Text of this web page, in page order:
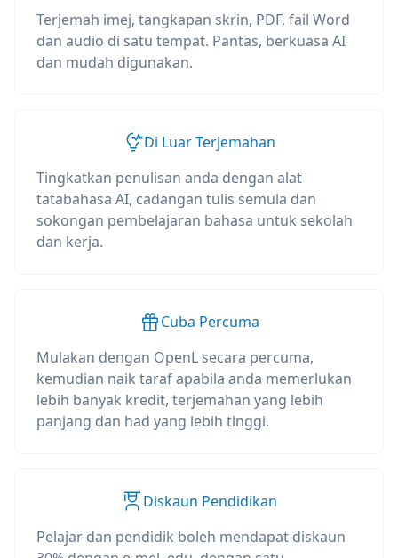
Terjemah imej, tangkapan skrin, PDF, fail Word
dan audio di satu tempat. Pantas, berkuasa AI
dan mudah digunakan.
Di Luar Terjemahan
Tingkatkan penulisan anda dengan alat
tatabahasa AI, cadangan tulis semula dan
sokongan pembelajaran bahasa untuk sekolah
dan kerja.
Cuba Percuma
Mulakan dengan OpenL secara percuma,
kemudian naik taraf apabila anda memerlukan
lebih banyak kredit, terjemahan yang lebih
panjang dan had yang lebih tinggi.
Diskaun Pendidikan
Pelajar dan pendidik boleh mendapat diskaun